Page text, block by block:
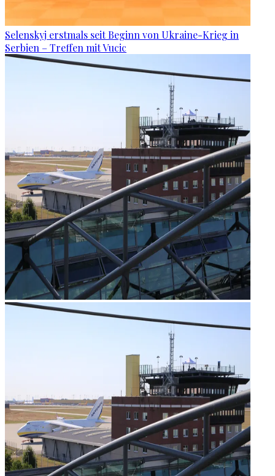
Selenskyj erstmals seit Beginn von Ukraine-Krieg in
Serbien – Treffen mit Vucic